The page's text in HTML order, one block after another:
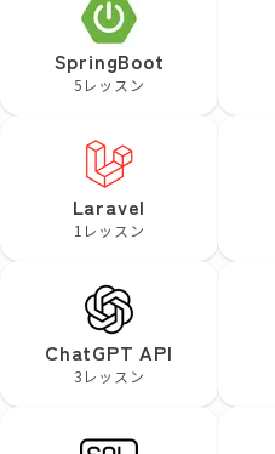
SpringBoot
5レッスン
Laravel
1レッスン
ChatGPT API
3レッスン